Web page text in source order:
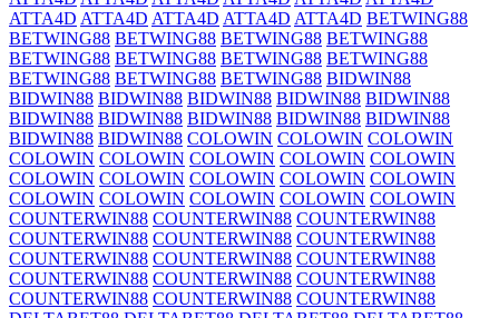
ATTA4D ATTA4D ATTA4D ATTA4D ATTA4D BETWING88
BETWING88 BETWING88 BETWING88 BETWING88
BETWING88 BETWING88 BETWING88 BETWING88
BETWING88 BETWING88 BETWING88 BIDWIN88
BIDWIN88 BIDWIN88 BIDWIN88 BIDWIN88 BIDWIN88
BIDWIN88 BIDWIN88 BIDWIN88 BIDWIN88 BIDWIN88
BIDWIN88 BIDWIN88 COLOWIN COLOWIN COLOWIN
COLOWIN COLOWIN COLOWIN COLOWIN COLOWIN
COLOWIN COLOWIN COLOWIN COLOWIN COLOWIN
COLOWIN COLOWIN COLOWIN COLOWIN COLOWIN
COUNTERWIN88 COUNTERWIN88 COUNTERWIN88
COUNTERWIN88 COUNTERWIN88 COUNTERWIN88
COUNTERWIN88 COUNTERWIN88 COUNTERWIN88
COUNTERWIN88 COUNTERWIN88 COUNTERWIN88
COUNTERWIN88 COUNTERWIN88 COUNTERWIN88